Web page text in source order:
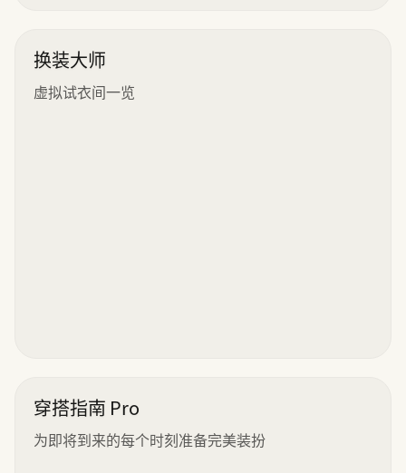
换装大师
虚拟试衣间一览
穿搭指南 Pro
为即将到来的每个时刻准备完美装扮